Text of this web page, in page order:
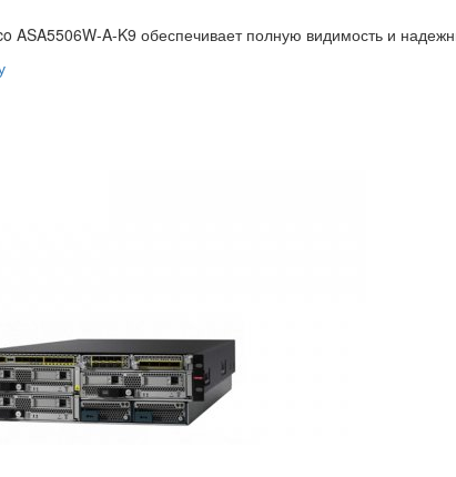
ASA5506W-A-K9 обеспечивает полную видимость и